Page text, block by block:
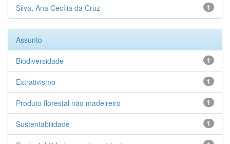
1
Silva, Ana Cecília da Cruz
Assunto
1
Biodiversidade
1
Extrativismo
1
Produto florestal não madeireiro
1
Sustentabilidade